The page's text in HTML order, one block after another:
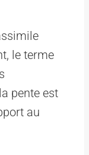
le terme
pente est
au